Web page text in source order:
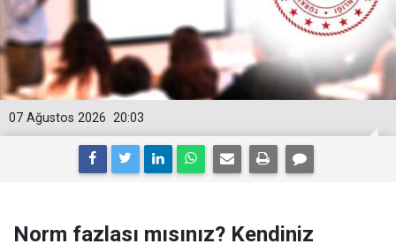
20:03
07 Ağustos 2026
Norm fazlası mısınız? Kendiniz